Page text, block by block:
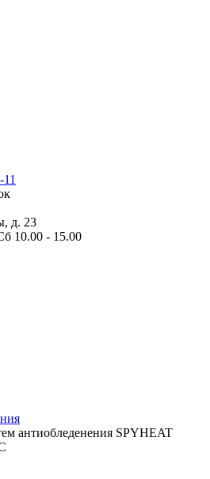
д. 23
10.00 - 15.00
антиобледенения SPYHEAT